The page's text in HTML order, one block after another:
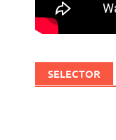
SELECTOR